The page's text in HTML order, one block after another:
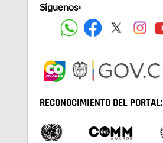
Síguenos:
RECONOCIMIENTO DEL PORTAL: